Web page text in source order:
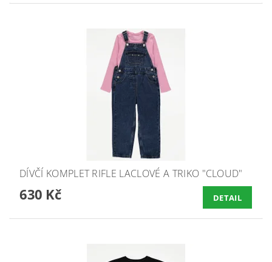
DÍVČÍ KOMPLET RIFLE LACLOVÉ A TRIKO "CLOUD"
630 Kč DETAIL